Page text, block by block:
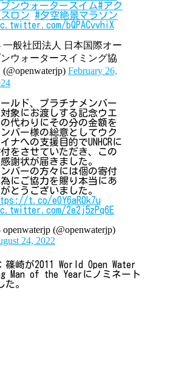
ンウォータースイム#アク
ロン
#夕空絶景マラソン
bQPACvvhiX
般社団法人 日本国際オー
ウォータースイミング協
(@openwaterjp) February 26,
ルド、プラチナメンバー
象にお渡しする記念ウエ
代わりにその分の金額を
ンバー様の総意としてウク
ナへの支援目的でUNHCRに
をさせていただき、この
謝状が届きました。
ンバーの方々には個の寄付
にご協力を賜り本当にあ
がとうございました。
t.co/eOY6aR0k7u
2e2j5zPq6E
(@openwaterjp)
24, 2022
篠崎が2011 World Open Water
Man of the Yearにノミネート
た。